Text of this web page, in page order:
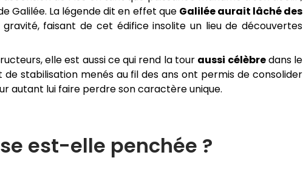
Galilée. La légende dit en effet que Galilée aurait lâché des
faisant de cet édifice insolite un lieu de découvertes
elle est aussi ce qui rend la tour aussi célèbredans le
stabilisation menés au fil des ans ont permis de consolider
autant lui faire perdre son caractère unique.
est-elle penchée ?